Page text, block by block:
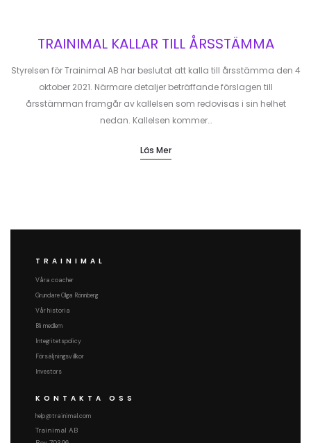
TRAINIMAL KALLAR TILL ÅRSSTÄMMA
Styrelsen för Trainimal AB har beslutat att kalla till årsstämma den 4
oktober 2021. Närmare detaljer beträffande förslagen till
årsstämman framgår av kallelsen som redovisas i sin helhet
nedan. Kallelsen kommer…
Läs Mer
TRAINIMAL
Våra coacher
Grundare Olga Rönnberg
Vår historia
Bli medlem
Integritetspolicy
Försäljningsvillkor
Investors
KONTAKTA OSS
help@trainimal.com
Trainimal AB